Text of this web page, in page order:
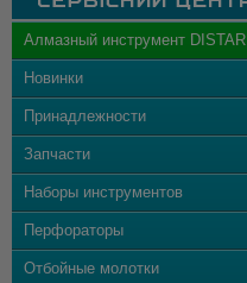
Алмазный инструмент DISTAR
Новинки
Принадлежности
Запчасти
Наборы инструментов
Перфораторы
Отбойные молотки